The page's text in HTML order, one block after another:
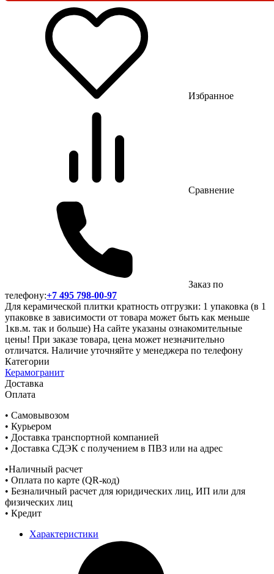
Избранное
Сравнение
Заказ по
телефону:+7 495 798-00-97
Для керамической плитки кратность отгрузки: 1 упаковка (в 1
упаковке в зависимости от товара может быть как меньше
1кв.м. так и больше) На сайте указаны ознакомительные
цены! При заказе товара, цена может незначительно
отличатся. Наличие уточняйте у менеджера по телефону
Категории
Керамогранит
Доставка
Оплата
• Самовывозом
• Курьером
• Доставка транспортной компанией
• Доставка СДЭК с получением в ПВЗ или на адрес
•Наличный расчет
• Оплата по карте (QR-код)
• Безналичный расчет для юридических лиц, ИП или для
физических лиц
• Кредит
Характеристики